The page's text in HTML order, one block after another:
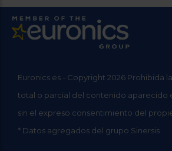
Euronics.es - Copyright 2026 Prohibida
total o parcial del contenido aparecido
sin el expreso consentimiento del
* Datos agregados del grupo Sinersis